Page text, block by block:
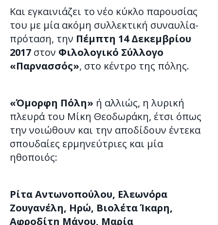
Και εγκαινιάζει το νέο κύκλο παρουσίας
του με μία ακόμη συλλεκτική συναυλία-
πρόταση, την Πέμπτη 14 Δεκεμβρίου
2017 στον Φιλολογικό Σύλλογο
«Παρνασσός», στο κέντρο της πόλης.
«Όμορφη Πόλη» ή αλλιώς, η λυρική
πλευρά του Μίκη Θεοδωράκη, έτσι όπως
την νοιώθουν και την αποδίδουν έντεκα
σπουδαίες ερμηνεύτριες και μία
ηθοποιός:
Ρίτα Αντωνοπούλου, Ελεωνόρα
Ζουγανέλη, Ηρώ, Βιολέτα Ίκαρη,
Αφροδίτη Μάνου, Μαρία